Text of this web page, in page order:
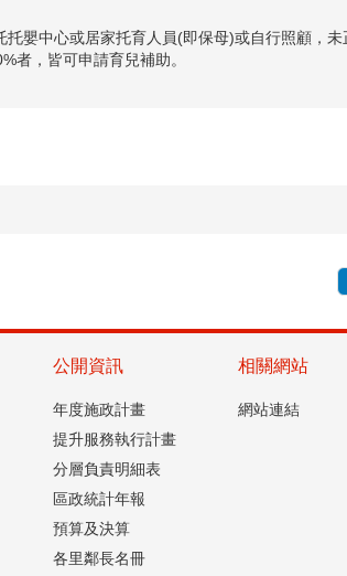
嬰中心或居家托育人員(即保母)或自行照顧，
者，皆可申請育兒補助。
公開資訊
年度施政計畫
提升服務執行計畫
分層負責明細表
區政統計年報
預算及決算
各里鄰長名冊
相關網站
網站連結